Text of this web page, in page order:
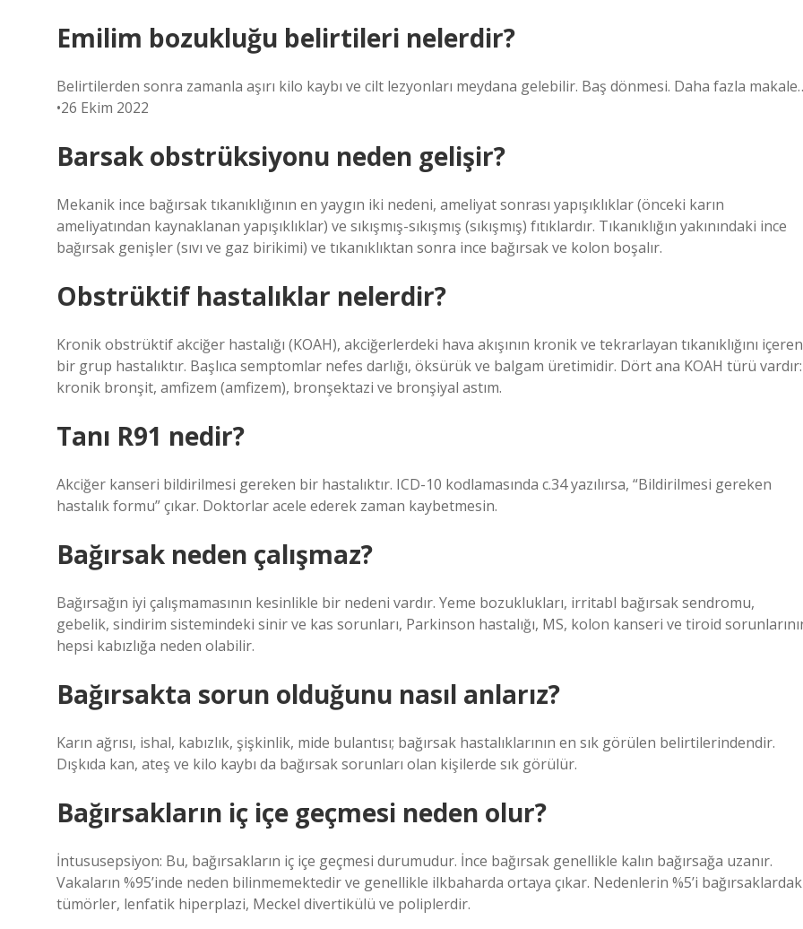
Emilim bozukluğu belirtileri nelerdir?
Belirtilerden sonra zamanla aşırı kilo kaybı ve cilt lezyonları meydana gelebilir. Baş dönmesi. Daha fazla
•26 Ekim 2022
Barsak obstrüksiyonu neden gelişir?
Mekanik ince bağırsak tıkanıklığının en yaygın iki nedeni, ameliyat sonrası yapışıklıklar (önceki karın
ameliyatından kaynaklanan yapışıklıklar) ve sıkışmış-sıkışmış (sıkışmış) fıtıklardır. Tıkanıklığın yakınındaki ince
bağırsak genişler (sıvı ve gaz birikimi) ve tıkanıklıktan sonra ince bağırsak ve kolon boşalır.
Obstrüktif hastalıklar nelerdir?
Kronik obstrüktif akciğer hastalığı (KOAH), akciğerlerdeki hava akışının kronik ve tekrarlayan tıkanıklığını içeren
bir grup hastalıktır. Başlıca semptomlar nefes darlığı, öksürük ve balgam üretimidir. Dört ana KOAH türü vardır:
kronik bronşit, amfizem (amfizem), bronşektazi ve bronşiyal astım.
Tanı R91 nedir?
Akciğer kanseri bildirilmesi gereken bir hastalıktır. ICD-10 kodlamasında c.34 yazılırsa, “Bildirilmesi gereken
hastalık formu” çıkar. Doktorlar acele ederek zaman kaybetmesin.
Bağırsak neden çalışmaz?
Bağırsağın iyi çalışmamasının kesinlikle bir nedeni vardır. Yeme bozuklukları, irritabl bağırsak sendromu,
gebelik, sindirim sistemindeki sinir ve kas sorunları, Parkinson hastalığı, MS, kolon kanseri ve tiroid
hepsi kabızlığa neden olabilir.
Bağırsakta sorun olduğunu nasıl anlarız?
Karın ağrısı, ishal, kabızlık, şişkinlik, mide bulantısı; bağırsak hastalıklarının en sık görülen belirtilerindendir.
Dışkıda kan, ateş ve kilo kaybı da bağırsak sorunları olan kişilerde sık görülür.
Bağırsakların iç içe geçmesi neden olur?
İntususepsiyon: Bu, bağırsakların iç içe geçmesi durumudur. İnce bağırsak genellikle kalın bağırsağa uzanır.
Vakaların %95’inde neden bilinmemektedir ve genellikle ilkbaharda ortaya çıkar. Nedenlerin %5’i
tümörler, lenfatik hiperplazi, Meckel divertikülü ve poliplerdir.